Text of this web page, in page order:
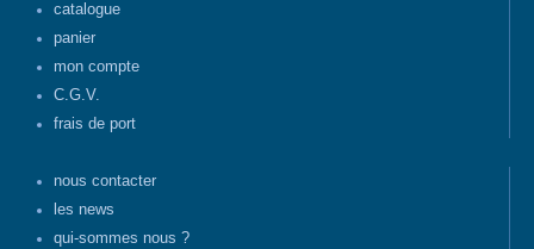
catalogue
panier
mon compte
C.G.V.
frais de port
nous contacter
les news
qui-sommes nous ?